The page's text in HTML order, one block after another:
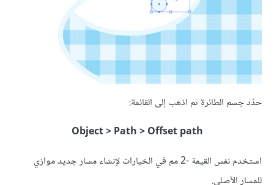
حدّد جسم الطائرة ثم اذهب إلى القائمة:
Object > Path > Offset path
استخدم نفس القيمة -2 مم في الخيارات لإنشاء مسار جديد موازي
للمسار الأصلي.